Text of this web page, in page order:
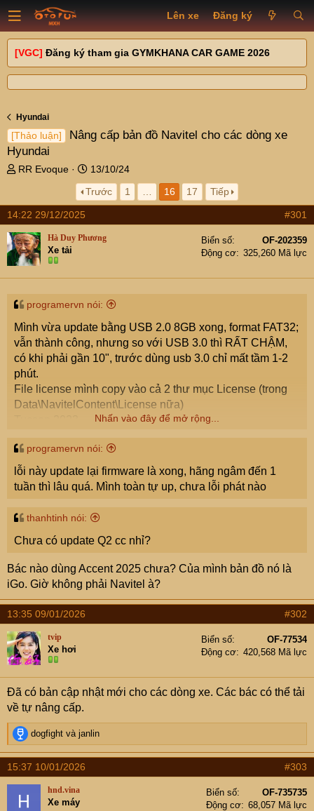
Lên xe Đăng ký
[VGC] Đăng ký tham gia GYMKHANA CAR GAME 2026
Hyundai
[Thảo luận]
Nâng cấp bản đồ Navitel cho các dòng xe
Hyundai
T
e
a
d
s
t
t
r
RR Evoque
N
g
à
y
ử
13/10/24
Trước
1 16 17 Tiếp
14:22 29/12/2025 #301
Hà Duy Phương
Xe tải
Biển số
OF-202359
Động cơ
325,260 Mã lực
programervn nói:
Mình vừa update bằng USB 2.0 8GB xong, format FAT32;
vẫn thành công, nhưng so với USB 3.0 thì RẤT CHẬM,
có khi phải gần 10", trước dùng usb 3.0 chỉ mất tầm 1-2
phút.
File license mình copy vào cả 2 thư mục License (trong
Data\NavitelContent\License nữa)
Nhấn vào đây để mở rộng...
programervn nói:
lỗi này update lại firmware là xong, hãng ngâm đến 1
tuần thì lâu quá. Mình toàn tự up, chưa lỗi phát nào
thanhtinh nói:
Chưa có update Q2 cc nhỉ?
Bác nào dùng Accent 2025 chưa? Của mình bản đồ nó là
iGo. Giờ không phải Navitel à?
13:35 09/01/2026 #302
tvip
Xe hơi
Biển số
OF-77534
Động cơ
420,568 Mã lực
Đã có bản cập nhật mới cho các dòng xe. Các bác có thể tải
về tự nâng cấp.
R
e
a
t
dogfight và janlin
15:37 10/01/2026 #303
hnd.vina
Xe máy
Biển số
OF-735735
Động cơ
68,057 Mã lực